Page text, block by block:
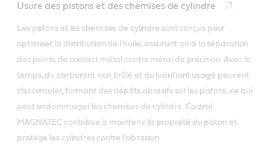
Usure des pistons et des chemises de cylindre
Les pistons et les chemises de cylindre sont conçus pour
optimiser la distribution de l’huile, assurant ainsi la séparation
des points de contact métal contre métal de précision. Avec le
temps, du carburant non brûlé et du lubrifiant usagé peuvent
s’accumuler, formant des dépôts abrasifs sur les pistons, ce qui
peut endommager les chemises de cylindre. Castrol
MAGNATEC contribue à maintenir la propreté du piston et